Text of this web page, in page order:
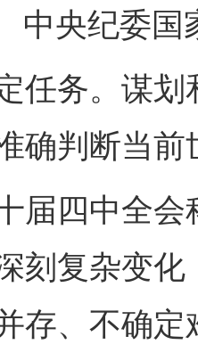
中央纪委国
务。谋划
确判断当前
四中全会
刻复杂变化
存、不确定